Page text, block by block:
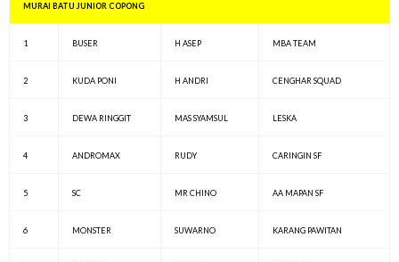
MURAI BATU JUNIOR COPONG
1 BUSER H ASEP MBA TEAM
2 KUDA PONI H ANDRI CENGHAR SQUAD
3 DEWA RINGGIT MAS SYAMSUL LESKA
4 ANDROMAX RUDY CARINGIN SF
5 SC MR CHINO AA MAPAN SF
6 MONSTER SUWARNO KARANG PAWITAN